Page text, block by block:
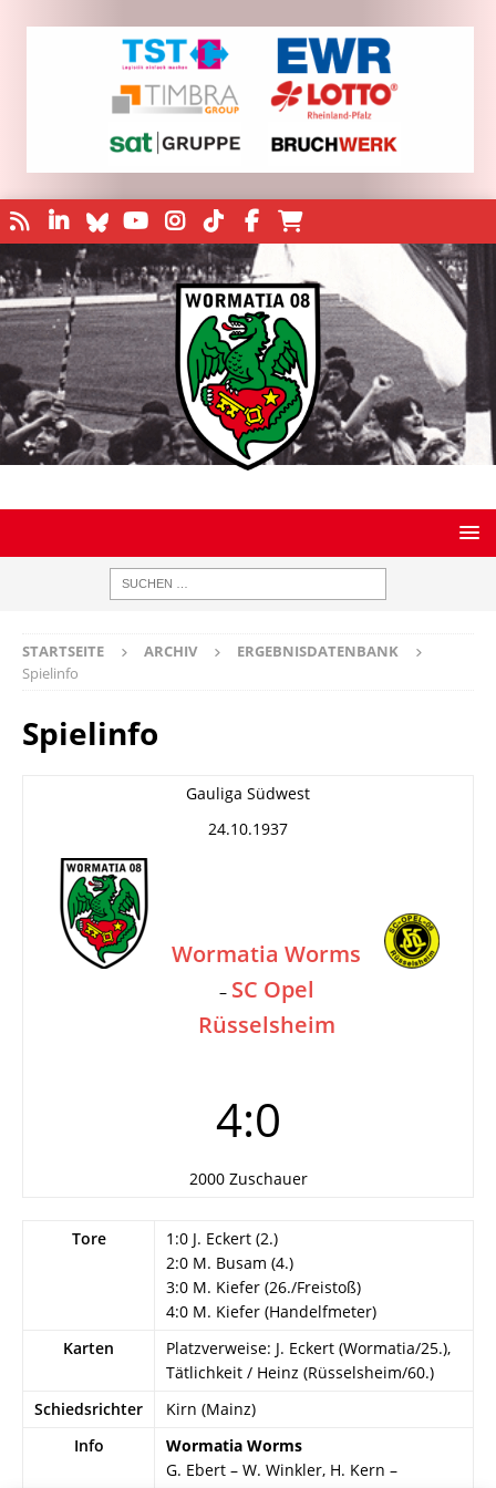
STARTSEITE ARCHIV
ERGEBNISDATENBANK
Spielinfo
Spielinfo
Gauliga Südwest
24.10.1937
Wormatia Worms
– SC Opel
Rüsselsheim
4:0
2000 Zuschauer
Tore
1:0 J. Eckert (2.)
2:0 M. Busam (4.)
3:0 M. Kiefer (26./Freistoß)
4:0 M. Kiefer (Handelfmeter)
Karten
Platzverweise: J. Eckert (Wormatia/25.),
Tätlichkeit / Heinz (Rüsselsheim/60.)
Schiedsrichter
Kirn (Mainz)
Info
Wormatia Worms
G. Ebert – W. Winkler, H. Kern –